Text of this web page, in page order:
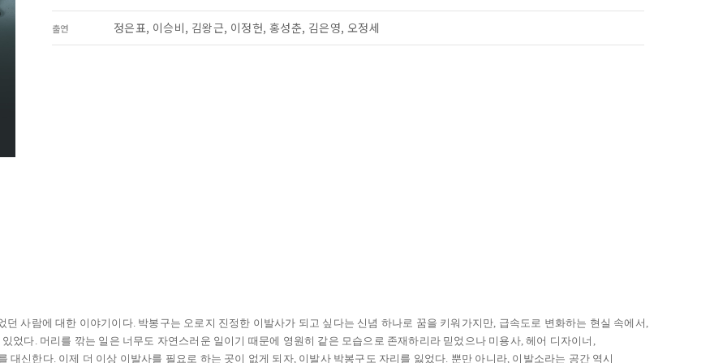
출연 정은표, 이승비, 김왕근, 이정헌, 홍성춘, 김은영, 오정세
던 사람에 대한 이야기이다. 박봉구는 오로지 진정한 이발사가 되고 싶다는 신념 하나로 꿈을 키워가지만, 급속도로 변화하는 현실 속에서,
었다. 머리를 깎는 일은 너무도 자연스러운 일이기 때문에 영원히 같은 모습으로 존재하리라 믿었으나 미용사, 헤어 디자이너,
대신한다. 이제 더 이상 이발사를 필요로 하는 곳이 없게 되자, 이발사 박봉구도 자리를 잃었다. 뿐만 아니라, 이발소라는 공간 역시